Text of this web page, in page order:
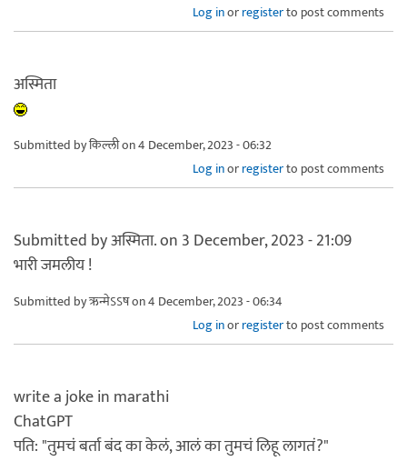
Log inorregisterto post comments
अस्मिता
Submitted byकिल्लीon 4 December, 2023 - 06:32
Log inorregisterto post comments
Submitted by अस्मिता. on 3 December, 2023 - 21:09
भारी जमलीय !
Submitted byऋन्मेऽऽषon 4 December, 2023 - 06:34
Log inorregisterto post comments
write a joke in marathi
ChatGPT
पति: "तुमचं बर्ता बंद का केलं, आलं का तुमचं लिहू लागतं?"